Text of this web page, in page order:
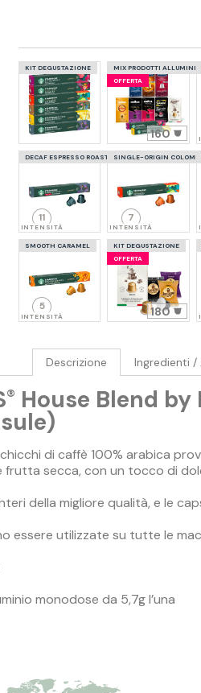
KIT DEGUSTAZIONE
MIX PRODOTTI ALLUMINIO
OFFERTA
160
DECAF ESPRESSO ROAST
11
INTENSITÀ
SINGLE-ORIGIN
7
INTENSITÀ
SMOOTH CARAMEL
5
INTENSITÀ
KIT DEGUSTAZIONE
OFFERTA
180
Descrizione Ingredienti /
® House Blend by
di caffè 100% arabica
secca, con un tocco di
della migliore qualità, e le
essere utilizzate su tutte le
monodose da 5,7g l’una